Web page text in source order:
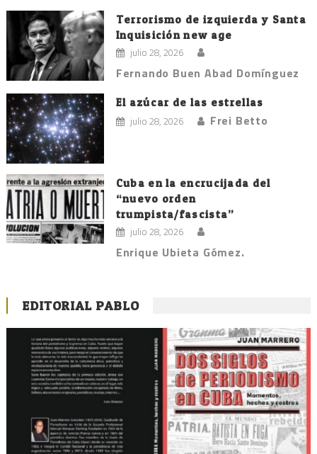
Terrorismo de izquierda y Santa
Inquisición new age
julio 28, 2026
Fernando Buen Abad Domínguez
El azúcar de las estrellas
julio 28, 2026 Frei Betto
Cuba en la encrucijada del
“nuevo orden
trumpista/fascista”
julio 28, 2026
Enrique Ubieta Gómez.
EDITORIAL PABLO